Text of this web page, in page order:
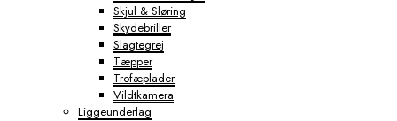
Skjul & Sløring
Skydebriller
Slagtegrej
Tæpper
Trofæplader
Vildtkamera
Liggeunderlag